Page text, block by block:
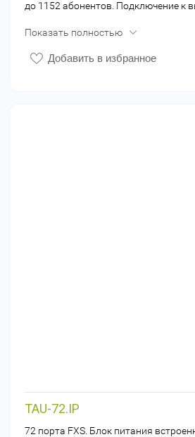
до 1152 абонентов. Подключение к
Показать полностью
Добавить в избранное
TAU-72.IP
72 порта FXS. Блок питания